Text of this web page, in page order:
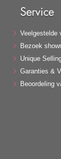
Service
Veelgestelde
Bezoek
Unique
Garanties &
Beoordeling